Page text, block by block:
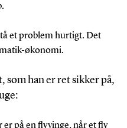
et problem hurtigt. Det
økonomi.
som han er ret sikker på,
på en flyvinge, når et fly